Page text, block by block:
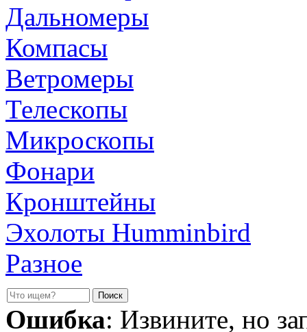
Дальномеры
Компасы
Ветромеры
Телескопы
Микроскопы
Фонари
Кронштейны
Эхолоты Humminbird
Разное
Ошибка: Извините, но